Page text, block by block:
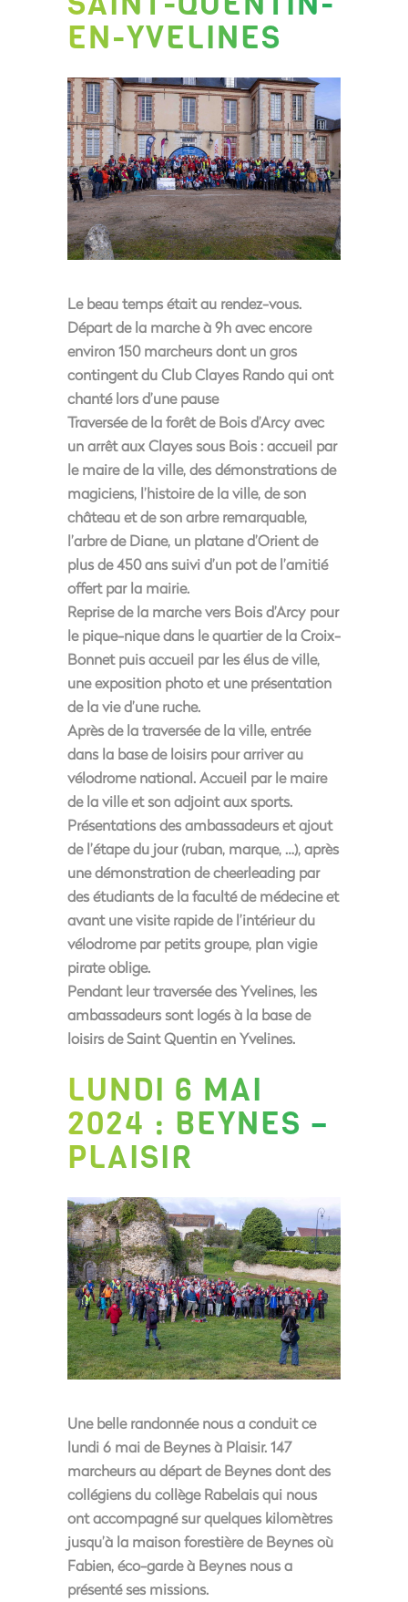
EN-YVELINES
Le beau temps était au rendez-vous.
Départ de la marche à 9h avec encore
environ 150 marcheurs dont un gros
contingent du Club Clayes Rando qui ont
chanté lors d’une pause
Traversée de la forêt de Bois d’Arcy avec
un arrêt aux Clayes sous Bois : accueil par
le maire de la ville, des démonstrations de
magiciens, l’histoire de la ville, de son
château et de son arbre remarquable,
l’arbre de Diane, un platane d’Orient de
plus de 450 ans suivi d’un pot de l’amitié
offert par la mairie.
Reprise de la marche vers Bois d’Arcy pour
le pique-nique dans le quartier de la Croix-
Bonnet puis accueil par les élus de ville,
une exposition photo et une présentation
de la vie d’une ruche.
Après de la traversée de la ville, entrée
dans la base de loisirs pour arriver au
vélodrome national. Accueil par le maire
de la ville et son adjoint aux sports.
Présentations des ambassadeurs et ajout
de l’étape du jour (ruban, marque, …), après
une démonstration de cheerleading par
des étudiants de la faculté de médecine et
avant une visite rapide de l’intérieur du
vélodrome par petits groupe, plan vigie
pirate oblige.
Pendant leur traversée des Yvelines, les
ambassadeurs sont logés à la base de
loisirs de Saint Quentin en Yvelines.
LUNDI 6 MAI
2024 : BEYNES –
PLAISIR
Une belle randonnée nous a conduit ce
lundi 6 mai de Beynes à Plaisir. 147
marcheurs au départ de Beynes dont des
collégiens du collège Rabelais qui nous
ont accompagné sur quelques kilomètres
jusqu’à la maison forestière de Beynes où
Fabien, éco-garde à Beynes nous a
présenté ses missions.